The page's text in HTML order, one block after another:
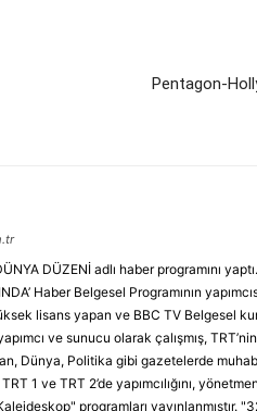
Pentagon-
DÜZENİ adlı haber programını
Haber Belgesel Programının
lisans yapan ve BBC TV Belgesel
ve sunucu olarak çalışmış,
Dünya, Politika gibi gazetelerde
1 ve TRT 2’de yapımcılığını,
programları yayınlanmıştır.